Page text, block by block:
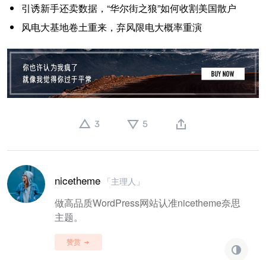
引诱新手还卖数据，“华尔街之狼”如何收割美国散户
风电大基地卷土重来，弃风限电大概率重演
3 5
nicetheme 「主理人」
做高品质WordPress网站认准nicetheme奈思
主题。
赞赏